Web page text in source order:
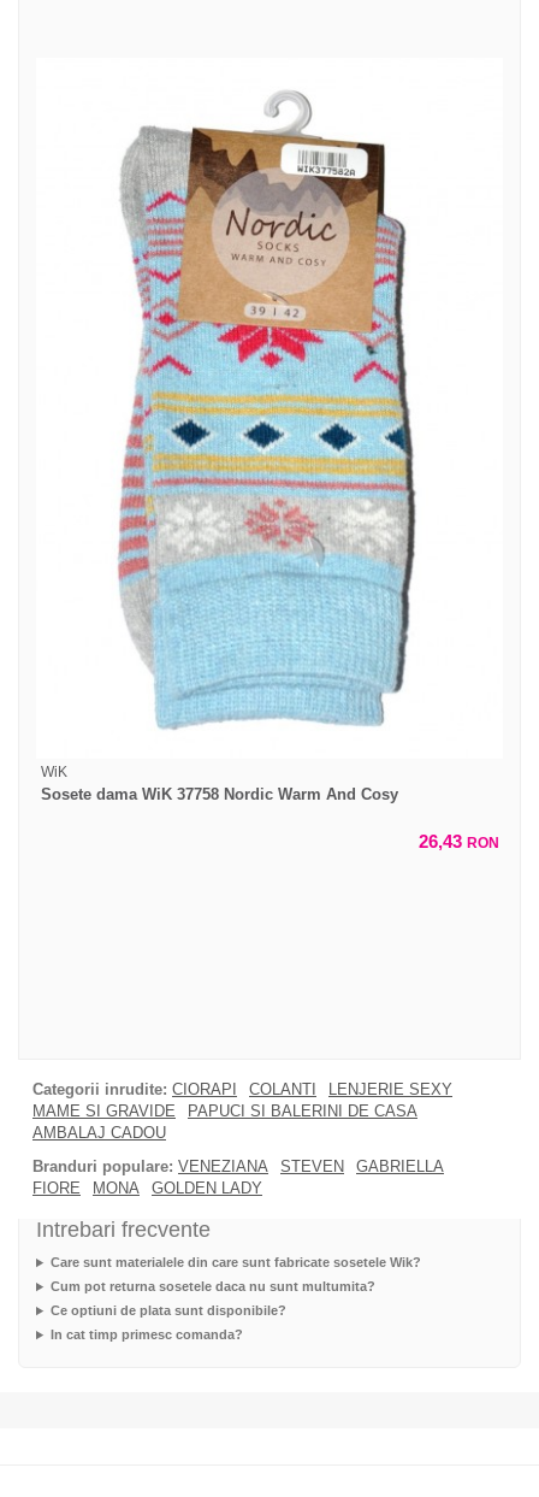
WiK
Sosete dama WiK 37758 Nordic Warm And Cosy
26,43 RON
Categorii inrudite: CIORAPI COLANTI
LENJERIE SEXY
MAME SI GRAVIDE
PAPUCI SI BALERINI DE CASA
AMBALAJ CADOU
Branduri populare: VENEZIANA STEVEN
GABRIELLA
FIORE
MONA GOLDEN LADY
Intrebari frecvente
Care sunt materialele din care sunt fabricate sosetele Wik?
Cum pot returna sosetele daca nu sunt multumita?
Ce optiuni de plata sunt disponibile?
In cat timp primesc comanda?